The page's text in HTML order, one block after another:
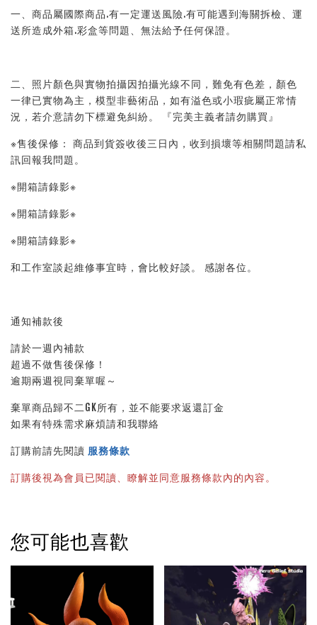
一、商品屬國際商品.有一定運送風險.有可能遇到海關拆檢、運
送所造成外箱.彩盒等問題、無法給予任何保證。
二、照片顏色與實物拍攝因拍攝光線不同，難免有色差，顏色
一律已實物為主，模型非藝術品，如有溢色或小瑕疵屬正常情
況，若介意請勿下標避免糾紛。 『完美主義者請勿購買』
※售後保修： 商品到貨簽收後三日內，收到損壞等相關問題請私
訊回報我問題。
※開箱請錄影※
※開箱請錄影※
※開箱請錄影※
和工作室談起維修事宜時，會比較好談。 感謝各位。
通知補款後
請於一週內補款
超過不做售後保修！
逾期兩週視同棄單喔～
棄單商品歸不二GK所有，並不能要求返還訂金
如果有特殊需求麻煩請和我聯絡
訂購前請先閱讀 服務條款
訂購後視為會員已閱讀、瞭解並同意服務條款內的內容。
您可能也喜歡